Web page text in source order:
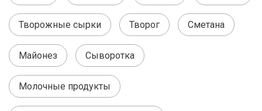
Творожные сырки Творог Сметана
Майонез Сыворотка
Молочные продукты